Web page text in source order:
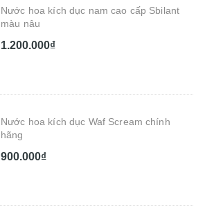
Nước hoa kích dục nam cao cấp Sbilant
màu nâu
1.200.000₫
Nước hoa kích dục Waf Scream chính
hãng
900.000₫